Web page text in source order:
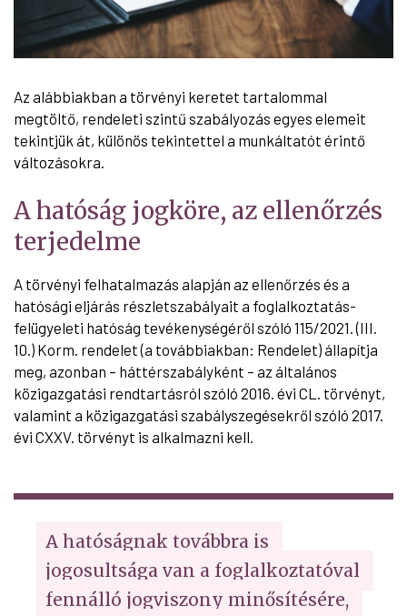
Az alábbiakban a törvényi keretet tartalommal
megtöltő, rendeleti szintű szabályozás egyes elemeit
tekintjük át, különös tekintettel a munkáltatót érintő
változásokra.
A hatóság jogköre, az ellenőrzés
terjedelme
A törvényi felhatalmazás alapján az ellenőrzés és a
hatósági eljárás részletszabályait a foglalkoztatás-
felügyeleti hatóság tevékenységéről szóló 115/2021. (III.
10.) Korm. rendelet (a továbbiakban: Rendelet) állapítja
meg, azonban – háttérszabályként – az általános
közigazgatási rendtartásról szóló 2016. évi CL. törvényt,
valamint a közigazgatási szabályszegésekről szóló 2017.
évi CXXV. törvényt is alkalmazni kell.
A hatóságnak továbbra is
jogosultsága van a foglalkoztatóval
fennálló jogviszony minősítésére,